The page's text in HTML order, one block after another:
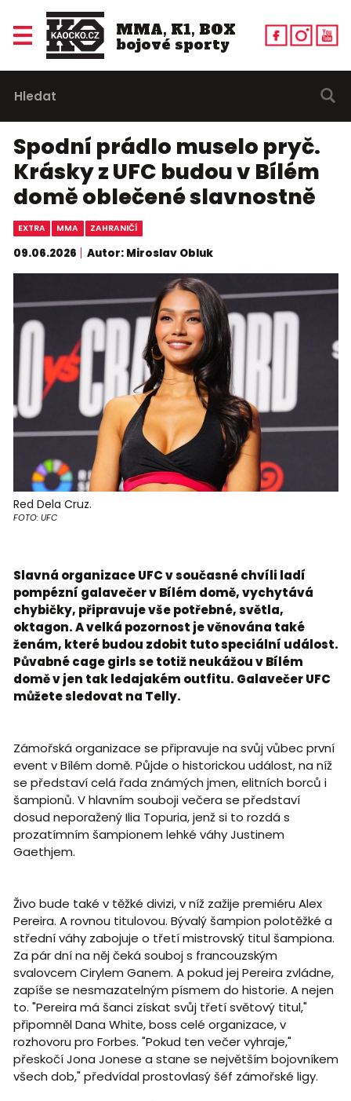
MMA, K1, BOX
bojové sporty
Spodní prádlo muselo pryč.
Krásky z UFC budou v Bílém
domě oblečené slavnostně
EXTRA MMA ZAHRANIČÍ
09.06.2026 Autor: Miroslav Obluk
Red Dela Cruz.
FOTO: UFC
Slavná organizace UFC v současné chvíli ladí
pompézní galavečer v Bílém domě, vychytává
chybičky, připravuje vše potřebné, světla,
oktagon. A velká pozornost je věnována také
ženám, které budou zdobit tuto speciální událost.
Půvabné cage girls se totiž neukážou v Bílém
domě v jen tak ledajakém outfitu. Galavečer UFC
můžete sledovat na Telly.
Zámořská organizace se připravuje na svůj vůbec první
event v Bílém domě. Půjde o historickou událost, na níž
se představí celá řada známých jmen, elitních borců i
šampionů. V hlavním souboji večera se představí
dosud neporažený Ilia Topuria, jenž si to rozdá s
prozatímním šampionem lehké váhy Justinem
Gaethjem.
Živo bude také v těžké divizi, v níž zažije premiéru Alex
Pereira. A rovnou titulovou. Bývalý šampion polotěžké a
střední váhy zabojuje o třetí mistrovský titul šampiona.
Za pár dní na něj čeká souboj s francouzským
svalovcem Cirylem Ganem. A pokud jej Pereira zvládne,
zapíše se nesmazatelným písmem do historie. A nejen
to. "Pereira má šanci získat svůj třetí světový titul,"
připomněl Dana White, boss celé organizace, v
rozhovoru pro Forbes. "Pokud ten večer vyhraje,"
přeskočí Jona Jonese a stane se největším bojovníkem
všech dob," předvídal prostovlasý šéf zámořské ligy.